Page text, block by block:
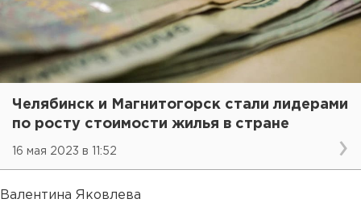
Челябинск и Магнитогорск стали лидерами
по росту стоимости жилья в стране
16 мая 2023 в 11:52
Валентина Яковлева